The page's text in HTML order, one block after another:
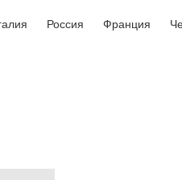
Россия Франция